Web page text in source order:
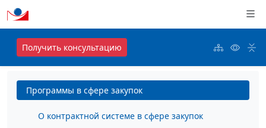
Получить консультацию
Программы в сфере закупок
О контрактной системе в сфере закупок